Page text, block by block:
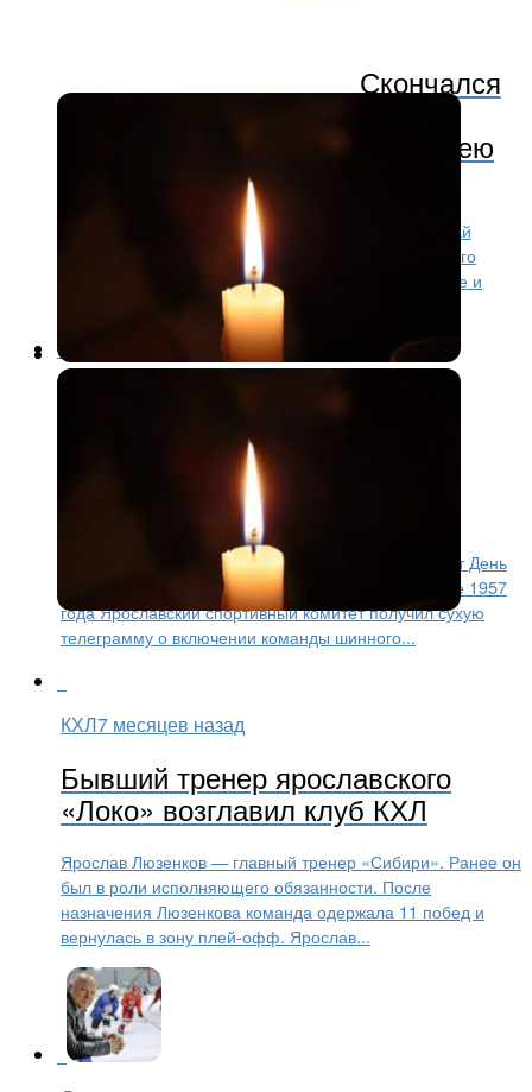
Скончался
олимпийского резерва по хоккею
Николай Труфанов
В Ярославле на 70-м году жизни скончался Николай
Труфанов, бывший директор Училища олимпийского
резерва по хоккею. О его смерти сообщили родные и
близкие. Церемония прощания состоялась...
«Шинник»: 69 лет в сердце
Ярославля. История команды,
ставшей символом города
Ярославский футбольный клуб «Шинник» отмечает День
рождения. Ему исполнилось 69 лет. Когда в январе 1957
года Ярославский спортивный комитет получил сухую
телеграмму о включении команды шинного...
КХЛ7 месяцев назад
Бывший тренер ярославского
«Локо» возглавил клуб КХЛ
Ярослав Люзенков — главный тренер «Сибири». Ранее он
был в роли исполняющего обязанности. После
назначения Люзенкова команда одержала 11 побед и
вернулась в зону плей-офф. Ярослав...